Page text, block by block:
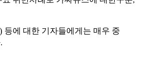
) 등에 대한 기자들에게는 매우 중
.